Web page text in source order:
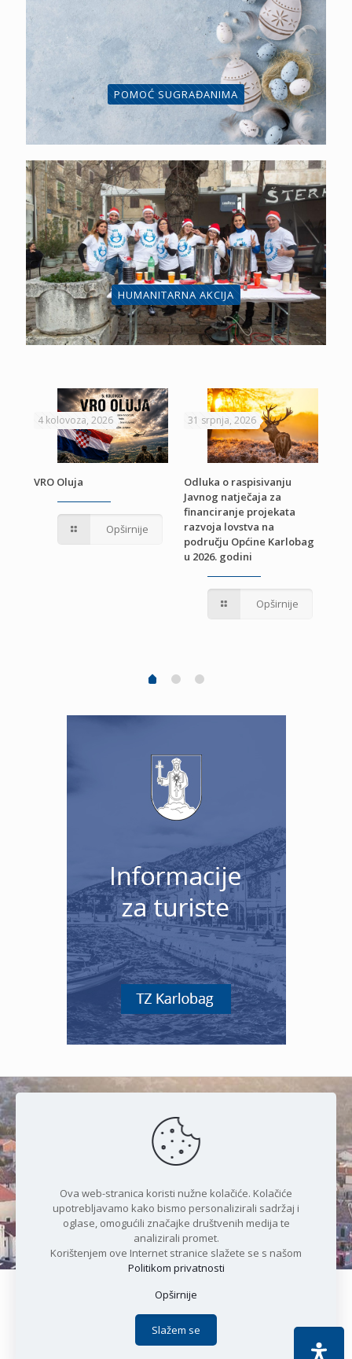
POMOĆ SUGRAĐANIMA
HUMANITARNA AKCIJA
4 kolovoza, 2026
VRO Oluja
Opširnije
31 srpnja, 2026
Odluka o raspisivanju
Javnog natječaja za
financiranje projekata
razvoja lovstva na
području Općine Karlobag
u 2026. godini
Opširnije
Čudesan spoj kristalnog mora i
prirode
Copyright © 2021 Općina Karlobag | Sva prava pridržana |
Politika privatnosti
Apoc IT
Ova web-stranica koristi nužne kolačiće. Kolačiće
upotrebljavamo kako bismo personalizirali sadržaj i
oglase, omogućili značajke društvenih medija te
analizirali promet.
Korištenjem ove Internet stranice slažete se s našom
Politikom privatnosti
Opširnije
Slažem se